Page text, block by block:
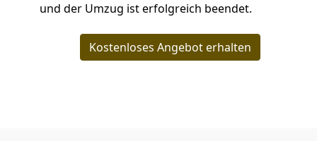
und der Umzug ist erfolgreich beendet.
Kostenloses Angebot erhalten